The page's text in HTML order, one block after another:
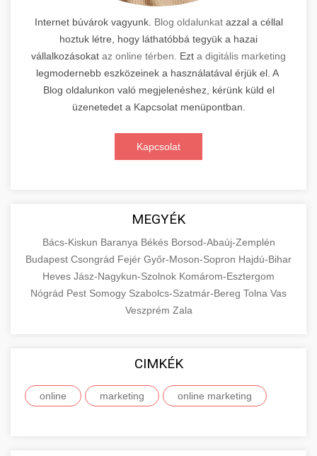
Internet búvárok vagyunk. Blog oldalunkatazzal a céllal
hoztuk létre, hogy láthatóbbá tegyük a hazai
vállalkozásokat az online térben. Ezt a digitális marketing
legmodernebb eszközeinek a használatával érjük el. A
Blog oldalunkon való megjelenéshez, kérünk küld el
üzenetedet a Kapcsolat menüpontban.
Kapcsolat
MEGYÉK
Bács-Kiskun Baranya Békés Borsod-Abaúj-Zemplén
Budapest Csongrád Fejér Győr-Moson-Sopron Hajdú-Bihar
Heves Jász-Nagykun-Szolnok Komárom-Esztergom
Nógrád Pest Somogy Szabolcs-Szatmár-Bereg Tolna Vas
Veszprém Zala
CIMKÉK
online marketing online marketing